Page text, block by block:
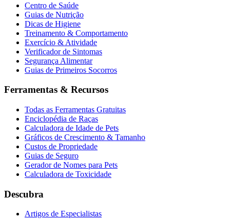
Centro de Saúde
Guias de Nutrição
Dicas de Higiene
Treinamento & Comportamento
Exercício & Atividade
Verificador de Sintomas
Segurança Alimentar
Guias de Primeiros Socorros
Ferramentas & Recursos
Todas as Ferramentas Gratuitas
Enciclopédia de Raças
Calculadora de Idade de Pets
Gráficos de Crescimento & Tamanho
Custos de Propriedade
Guias de Seguro
Gerador de Nomes para Pets
Calculadora de Toxicidade
Descubra
Artigos de Especialistas